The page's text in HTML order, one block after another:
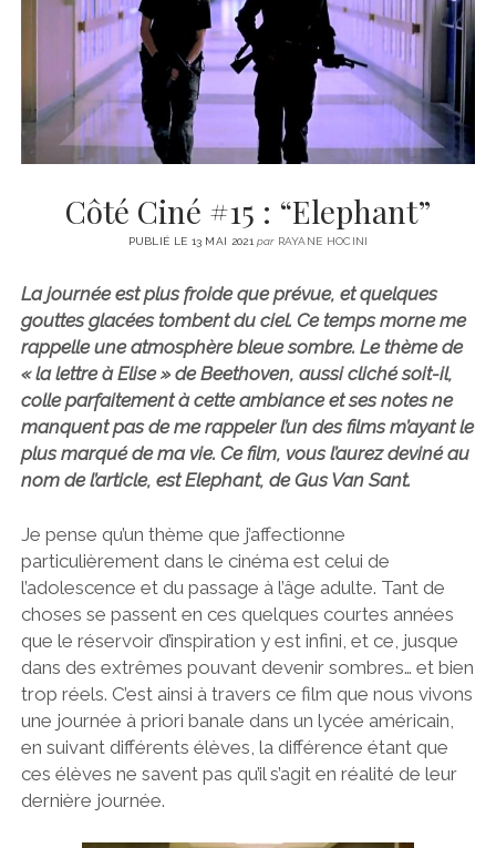
CINÉMA
LITTÉRATURE
ÉCONOMIE
SPORT
MÉDIAS
SANTÉ
instagram
email
email-
form
Côté Ciné #15 : “Elephant”
PUBLIÉ LE 13 MAI 2021parRAYANE HOCINI
La journée est plus froide que prévue, et quelques
gouttes glacées tombent du ciel. Ce temps morne me
rappelle une atmosphère bleue sombre. Le thème de
« la lettre à Elise » de Beethoven, aussi cliché soit-il,
colle parfaitement à cette ambiance et ses notes ne
manquent pas de me rappeler l’un des films m’ayant le
plus marqué de ma vie. Ce film, vous l’aurez deviné au
nom de l’article, est Elephant, de Gus Van Sant.
Je pense qu’un thème que j’affectionne
particulièrement dans le cinéma est celui de
l’adolescence et du passage à l’âge adulte. Tant de
choses se passent en ces quelques courtes années
que le réservoir d’inspiration y est infini, et ce, jusque
dans des extrêmes pouvant devenir sombres… et bien
trop réels. C’est ainsi à travers ce film que nous vivons
une journée à priori banale dans un lycée américain,
en suivant différents élèves, la différence étant que
ces élèves ne savent pas qu’il s’agit en réalité de leur
dernière journée.